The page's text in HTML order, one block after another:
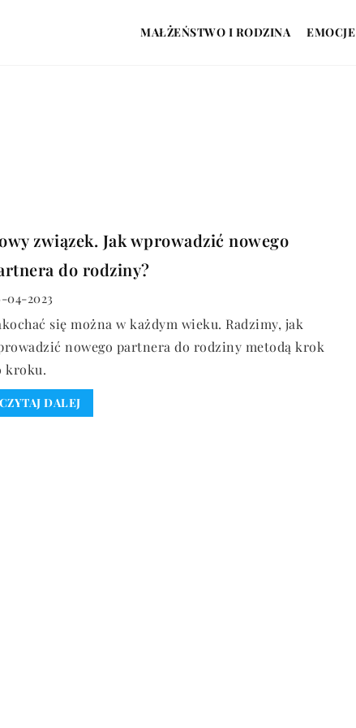
MAŁŻEŃSTWO I RODZINA EMOCJE
związek. Jak wprowadzić nowego
do rodziny?
04-2023
się można w każdym wieku. Radzimy, jak
nowego partnera do rodziny metodą krok
kroku.
DALEJ